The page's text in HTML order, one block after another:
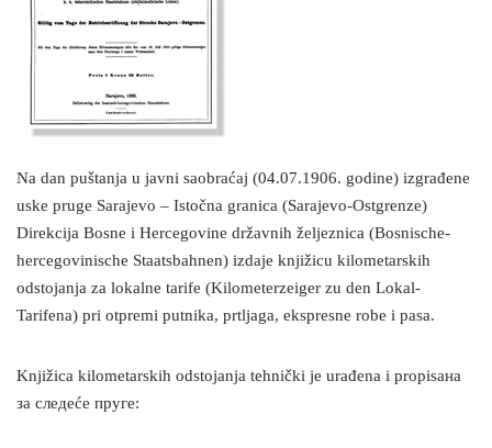
Na dan puštanja u javni saobraćaj (04.07.1906. godine) izgrađene
uske pruge Sarajevo – Istočna granica (Sarajevo-Ostgrenze)
Direkcija Bosne i Hercegovine državnih željeznica (Bosnische-
hercegovinische Staatsbahnen) izdaje knjižicu kilometarskih
odstojanja za lokalne tarife (Kilometerzeiger zu den Lokal-
Tarifena) pri otpremi putnika, prtljaga, ekspresne robe i pasa.
Knjižica kilometarskih odstojanja tehnički je urađena i propisана
за следеće пруге: